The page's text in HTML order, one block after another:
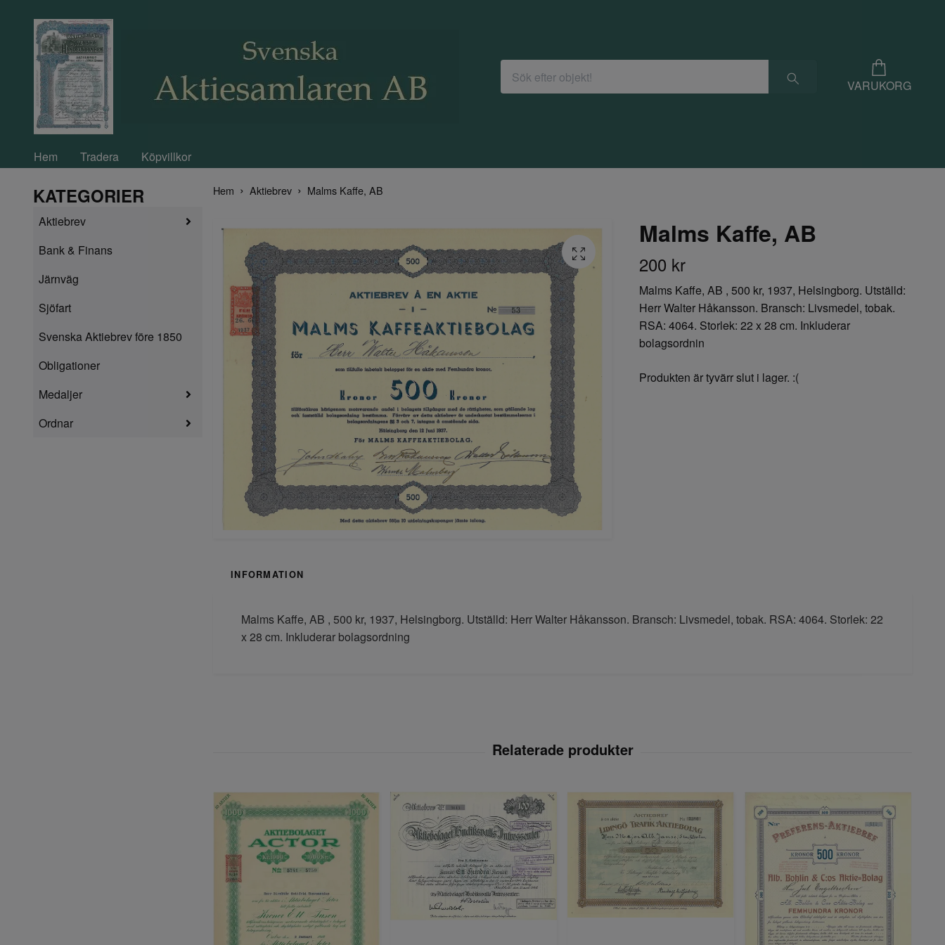
VARUKORG
Hem Tradera Köpvillkor
KATEGORIER
Aktiebrev
Bank & Finans
Järnväg
Sjöfart
Svenska Aktiebrev före 1850
Obligationer
Medaljer
Ordnar
Hem Aktiebrev Malms Kaffe, AB
Malms Kaffe, AB
200 kr
Malms Kaffe, AB , 500 kr, 1937, Helsingborg. Utställd:
Herr Walter Håkansson. Bransch: Livsmedel, tobak.
RSA: 4064. Storlek: 22 x 28 cm. Inkluderar
bolagsordnin
Produkten är tyvärr slut i lager. :(
INFORMATION
Malms Kaffe, AB , 500 kr, 1937, Helsingborg. Utställd: Herr Walter Håkansson. Bransch: Livsmedel, tobak. RSA: 4064. Storlek: 22
x 28 cm. Inkluderar bolagsordning